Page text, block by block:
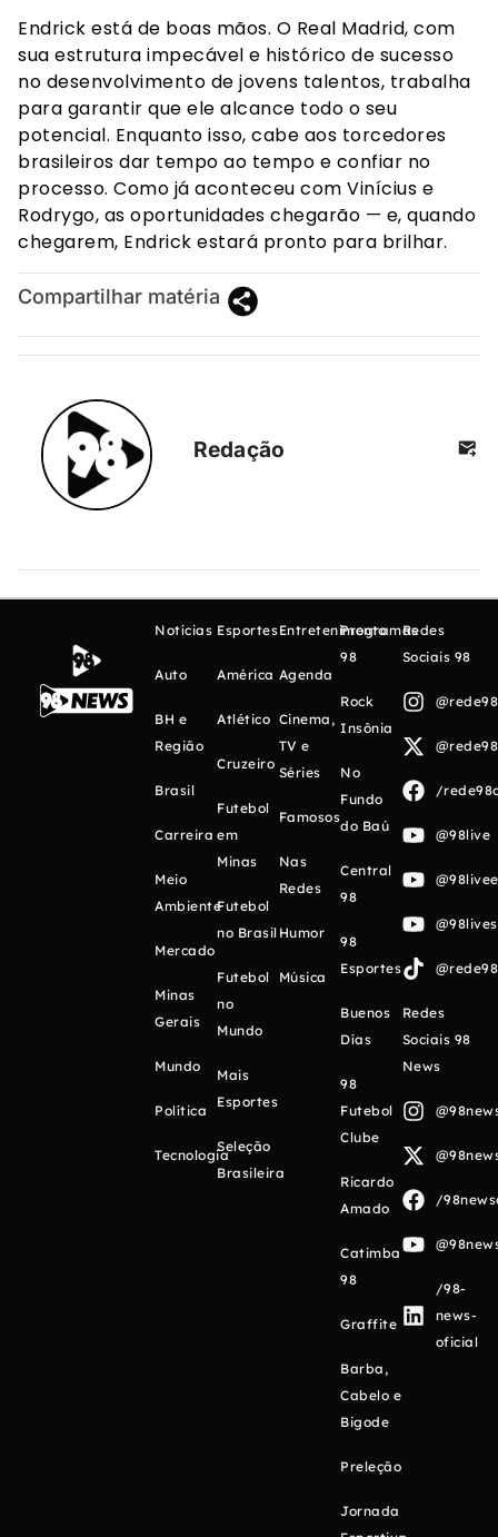
Endrick está de boas mãos. O Real Madrid, com
sua estrutura impecável e histórico de sucesso
no desenvolvimento de jovens talentos, trabalha
para garantir que ele alcance todo o seu
potencial. Enquanto isso, cabe aos torcedores
brasileiros dar tempo ao tempo e confiar no
processo. Como já aconteceu com Vinícius e
Rodrygo, as oportunidades chegarão — e, quando
chegarem, Endrick estará pronto para brilhar.
Compartilhar matéria
Redação
Notícias
Auto
BH e
Região
Brasil
Carreira
Meio
Ambiente
Mercado
Minas
Gerais
Mundo
Política
Tecnologia
Esportes
América
Atlético
Cruzeiro
Futebol
em
Minas
Futebol
no Brasil
Futebol
no
Mundo
Mais
Esportes
Seleção
Brasileira
Entretenimento
Agenda
Cinema,
TV e
Séries
Famosos
Nas
Redes
Humor
Música
Programas
98
Rock
Insônia
No
Fundo
do Baú
Central
98
98
Esportes
Buenos
Días
98
Futebol
Clube
Ricardo
Amado
Catimba
98
Graffite
Barba,
Cabelo e
Bigode
Preleção
Jornada
Redes
Sociais 98
/
@98live
Redes
Sociais 98
News
/
/98-
news-
oficial